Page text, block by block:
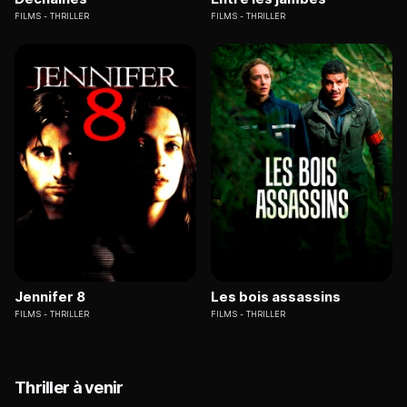
FILMS THRILLER FILMS THRILLER
Jennifer 8
FILMS THRILLER
Les bois assassins
FILMS THRILLER
Thriller à venir